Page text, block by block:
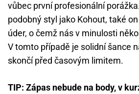
vůbec první profesionální
podobný styl jako Kohout, také
úder, o čemž nás v minulosti
V tomto případě je solidní šance
skončí před časovým limitem.
TIP: Zápas nebude na body, v